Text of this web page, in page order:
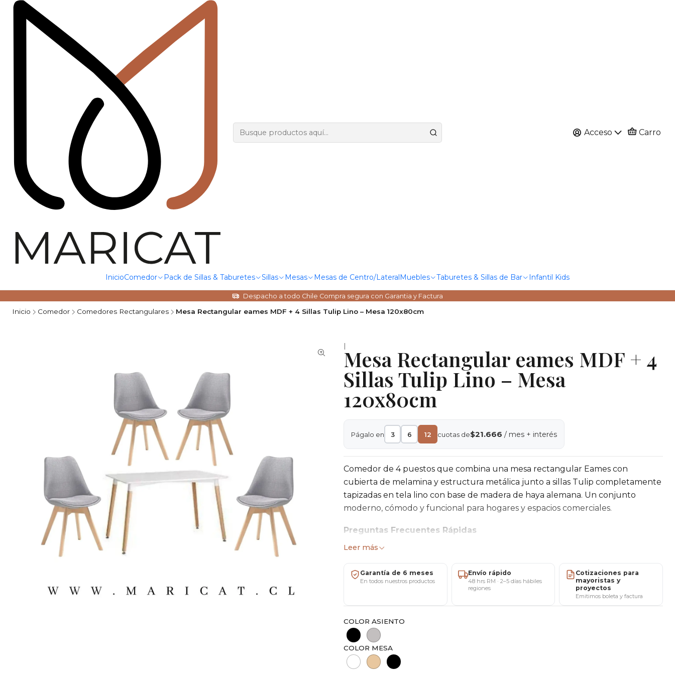
Acceso Carro
InicioComedor Pack de Sillas & Taburetes Sillas Mesas Mesas de Centro/LateralMuebles Taburetes & Sillas de Bar Infantil Kids
Despacho a todo Chile Compra segura con Garantia y Factura
Inicio Comedor Comedores Rectangulares Mesa Rectangular eames MDF + 4 Sillas Tulip Lino – Mesa 120x80cm
|Mesa Rectangular eames MDF + 4
Sillas Tulip Lino – Mesa
120x80cm
Págalo en 3 6 12 cuotas de$21.666 / mes + interés
Comedor de 4 puestos que combina una mesa rectangular Eames con
cubierta de melamina y estructura metálica junto a sillas Tulip completamente
tapizadas en tela lino con base de madera de haya alemana. Un conjunto
moderno, cómodo y funcional para hogares y espacios comerciales.
Preguntas Frecuentes Rápidas
✔️ Envíos a todo Chile
✔️ Showroom San Miguel (agenda al privado)
Mesa Eames
Largo: 120 cm
Ancho: 80 cm
Leer más
Garantía de 6 meses
En todos nuestros productos
Envío rápido
48 hrs RM · 2–5 días hábiles
regiones
Cotizaciones para
mayoristas y
proyectos
Emitimos boleta y factura
COLOR ASIENTO
COLOR MESA